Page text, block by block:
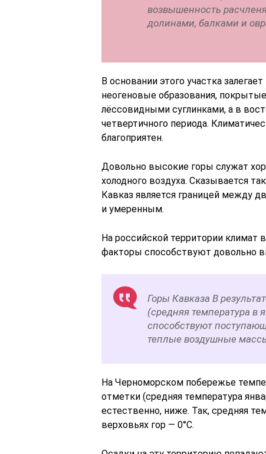
возвышенность
долинами, балками и
В основании этого участка
неогеновые образования,
лёссовидными суглинками, а в
четвертичного периода.
благоприятен.
Довольно высокие горы служат
холодного воздуха. Сказывается
Кавказ является границей между
и умеренным.
На российской территории
факторы способствуют довольно
Горы Кавказа В
(средняя температура в
способствуют
теплые воздушные
На Черноморском побережье
отметки (средняя температура
естественно, ниже. Так, средняя
верховьях гор — 0°С.